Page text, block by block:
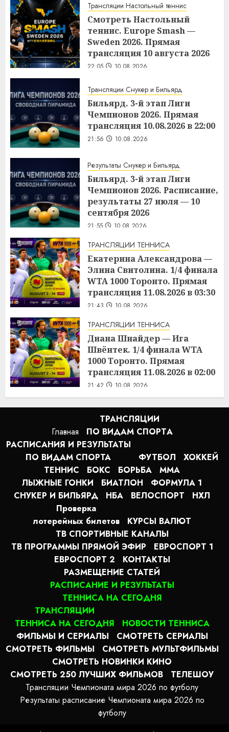
22:06 10.08.2026
Трансляции Настольный теннис
Смотреть Настольный
теннис. Europe Smash —
Sweden 2026. Прямая
трансляция 10 августа 2026
22:05 10.08.2026
Трансляции Снукер и Бильярд
Бильярд. 3-й этап Лиги
Чемпионов 2026. Прямая
трансляция 10.08.2026 в 22:00
21:56 10.08.2026
Результаты Снукер и Бильярд
Бильярд. 3-й этап Лиги
Чемпионов 2026. Расписание,
результаты 27 июля — 10
сентября 2026
21:55 10.08.2026
ТРАНСЛЯЦИИ ТЕННИСА
Екатерина Александрова —
Элина Свитолина. 1/4 финала
WTA 1000 Торонто. Прямая
трансляция 11.08.2026 в 03:30
21:43 10.08.2026
ТРАНСЛЯЦИИ ТЕННИСА
Диана Шнайдер — Ига
Швёнтек. 1/4 финала WTA
1000 Торонто. Прямая
трансляция 11.08.2026 в 02:00
21:42 10.08.2026
Главная
ТРАНСЛЯЦИИ
ПО ВИДАМ СПОРТA
РАСПИСАНИЯ И РЕЗУЛЬТАТЫ
ПО ВИДАМ СПОРТА
ФУТБОЛ
ХОККЕЙ
ТЕННИС
БОКС БОРЬБА
MMA
ЛЫЖНЫЕ ГОНКИ
БИАТЛОН
ФОРМУЛА 1
СНУКЕР И БИЛЬЯРД
НБА ВЕЛОСПОРТ
НХЛ
Проверка
лотерейных билетов
КУРСЫ ВАЛЮТ
ТВ СПОРТИВНЫЕ КАНАЛЫ
ТВ ПРОГРАММЫ ПРЯМОЙ ЭФИР
ЕВРОСПОРТ 1
ЕВРОСПОРТ 2
КОНТАКТЫ
РАЗМЕЩЕНИЕ СТАТЕЙ
РАСПИСАНИЕ И РЕЗУЛЬТАТЫ
ТЕННИСА НА СЕГОДНЯ
ТРАНСЛЯЦИИ
ТЕННИСА НА СЕГОДНЯ
НОВОСТИ ТЕННИСА
ФИЛЬМЫ И СЕРИАЛЫ
СМОТРЕТЬ СЕРИАЛЫ
СМОТРЕТЬ ФИЛЬМЫ
СМОТРЕТЬ МУЛЬТФИЛЬМЫ
СМОТРЕТЬ НОВИНКИ КИНО
СМОТРЕТЬ 250 ЛУЧШИХ ФИЛЬМОВ
ТЕЛЕШОУ
Трансляции Чемпионата мира 2026 по футболу
Результаты расписание Чемпионата мира 2026 по
футболу